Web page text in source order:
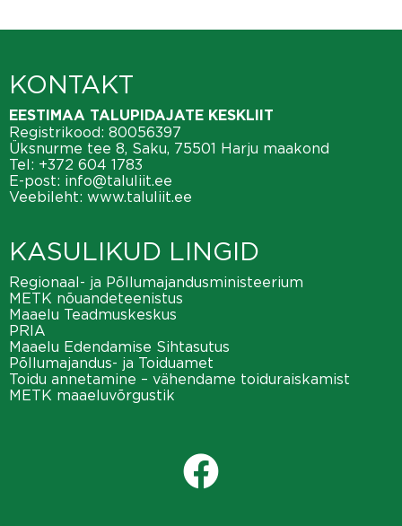
KONTAKT
EESTIMAA TALUPIDAJATE KESKLIIT
Registrikood: 80056397
Üksnurme tee 8, Saku, 75501 Harju maakond
Tel: +372 604 1783
E-post: info@taluliit.ee
Veebileht: www.taluliit.ee
KASULIKUD LINGID
Regionaal- ja Põllumajandusministeerium
METK nõuandeteenistus
Maaelu Teadmuskeskus
PRIA
Maaelu Edendamise Sihtasutus
Põllumajandus- ja Toiduamet
Toidu annetamine – vähendame toiduraiskamist
METK maaeluvõrgustik